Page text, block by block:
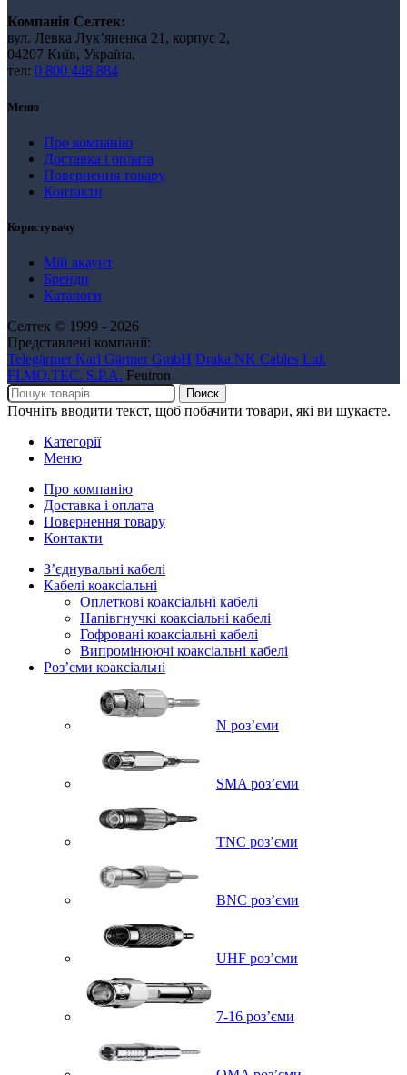
Компанія Селтек:
вул. Левка Лукʼяненка 21, корпус 2,
04207 Київ, Україна,
тел: 0 800 448 884
Меню
Про компанію
Доставка і оплата
Повернення товару
Контакти
Користувачу
Мій акаунт
Бренди
Каталоги
Селтек © 1999 - 2026
Представлені компанії:
Telegärtner Karl Gärtner GmbH Draka NK Cables Ltd.
FI.MO.TEC. S.P.A. Feutron
Поиск
Почніть вводити текст, щоб побачити товари, які ви шукаєте.
Категорії
Меню
Про компанію
Доставка і оплата
Повернення товару
Контакти
Зʼєднувальні кабелі
Кабелі коаксіальні
Оплеткові коаксіальні кабелі
Напівгнучкі коаксіальні кабелі
Гофровані коаксіальні кабелі
Випромінюючі коаксіальні кабелі
Роз’єми коаксіальні
N роз’єми
SMA роз’єми
TNC роз’єми
BNC роз’єми
UHF роз’єми
7-16 роз’єми